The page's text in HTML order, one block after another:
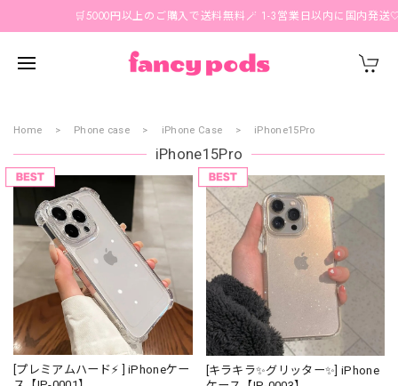
🛒5000円以上のご購入で送料無料🪄 1-3営業日以内に国内発送🤍
Home Phone case iPhone Case iPhone15Pro
iPhone15Pro
[プレミアムハード⚡️ ] iPhoneケー
[キラキラ✨グリッター✨] iPhone